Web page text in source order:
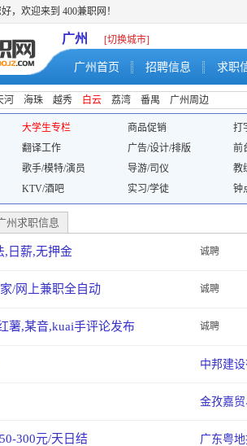
好，欢迎来到 400兼职网！
广州 [切换城市]
广州首页 招聘信息 求职
河 海珠 越秀 白云 荔湾 番禺 广州周边
大学生专栏 商品促销
打
翻译工作 广告/设计/排版
前
歌手/模特/演员 导游/司仪
教
KTV/酒吧 实习/学徒 钟
州求职信息
,日薪,无押金 诚聘
/网上兼职全自动 诚聘
薯,某音,kuai手评论发布 诚聘
中邦建
金孜嘉
300元/天日结 广东粤